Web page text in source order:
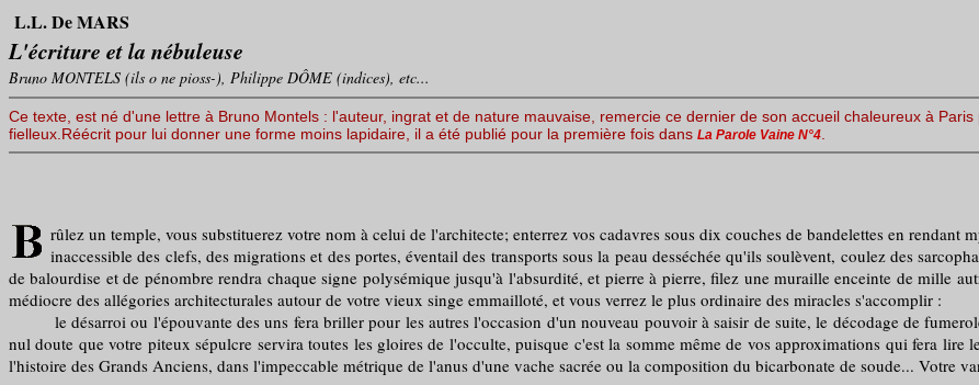
L.L. De MARS
L'écriture et la nébuleuse
Bruno MONTELS (ils o ne pioss-), Philippe DÔME (indices), etc...
Ce texte, est né d'une lettre à Bruno Montels : l'auteur, ingrat et de nature mauvaise, remercie ce dernier de son accueil chaleureux à
fielleux.Réécrit pour lui donner une forme moins lapidaire, il a été publié pour la première fois dans La Parole Vaine N°4
rûlez un temple, vous substituerez votre nom à celui de l'architecte; enterrez vos cadavres sous dix couches de bandelettes en
inaccessible des clefs, des migrations et des portes, éventail des transports sous la peau desséchée qu'ils soulèvent, coulez des
de balourdise et de pénombre rendra chaque signe polysémique jusqu'à l'absurdité, et pierre à pierre, filez une muraille enceinte de mille
médiocre des allégories architecturales autour de votre vieux singe emmailloté, et vous verrez le plus ordinaire des miracles s'accomplir :
le désarroi ou l'épouvante des uns fera briller pour les autres l'occasion d'un nouveau pouvoir à saisir de suite, le décodage de
nul doute que votre piteux sépulcre servira toutes les gloires de l'occulte, puisque c'est la somme même de vos approximations qui fera lire
l'histoire des Grands Anciens, dans l'impeccable métrique de l'anus d'une vache sacrée ou la composition du bicarbonate de soude... Votre